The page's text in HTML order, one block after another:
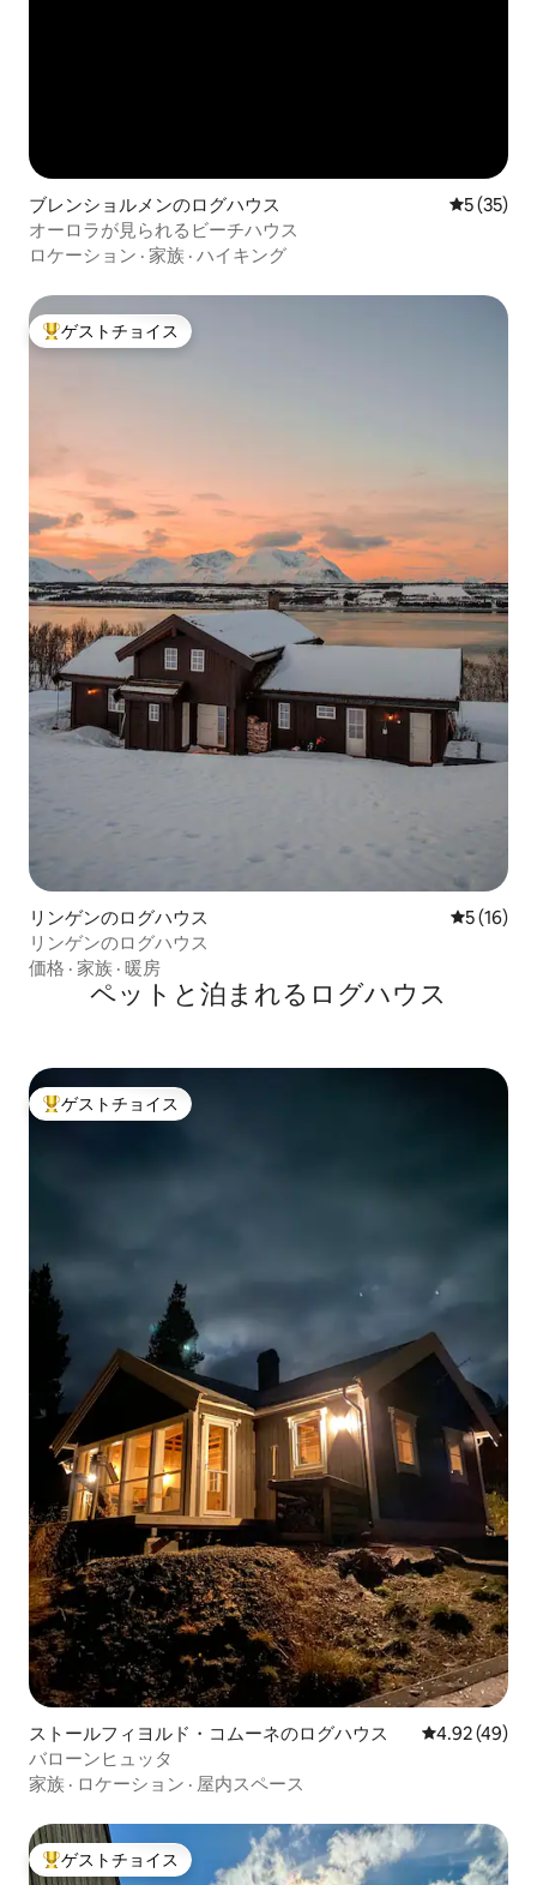
ブレンショルメンのログハウス レビュー
5 (35)
オーロラが見られるビーチハウス
ロケーション · 家族 · ハイキング
大好評のゲストチョイスです。
ゲストチョイス
リンゲンのログハウス レビュー
5 (16)
リンゲンのログハウス
価格 · 家族 · 暖房
ペットと泊まれるログハウス
大好評のゲストチョイスです。
ゲストチョイス
ストールフィヨルド・コムーネのログハウス レビュー49
4.92 (49)
バローンヒュッタ
家族 · ロケーション · 屋内スペース
大好評のゲストチョイスです。
ゲストチョイス